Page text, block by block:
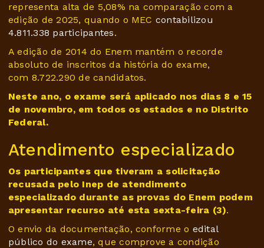
representa alta de 5,08% na comparação com a
edição de 2025, quando o MEC contabilizou
4.811.338 participantes.
A edição de 2014 do Enem mantém o recorde
absoluto de inscritos da história do exame,
com 8.722.290 de candidatos.
Neste ano, o exame será aplicado nos dias 8 e 15
de novembro, em todos os estados e no Distrito
Federal.
Atendimento especializado
Os participantes que tiveram a solicitação
recusada pelo Inep de atendimento
especializado durante as provas do Enem podem
apresentar recurso até esta sexta-feira (3).
O envio da documentação, conforme o edital
público do exame, que comprove a condição